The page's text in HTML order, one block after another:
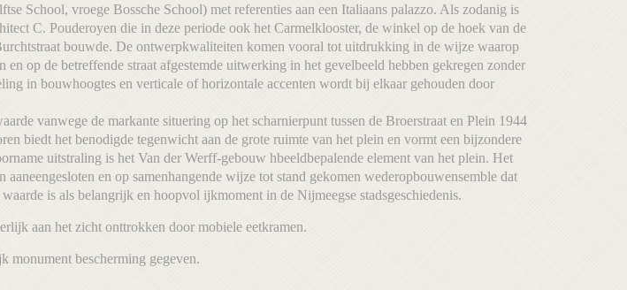
School, vroege Bossche School) met referenties aan een Italiaans palazzo. Als zodanig is
C. Pouderoyen die in deze periode ook het Carmelklooster, de winkel op de hoek van de
bouwde. De ontwerpkwaliteiten komen vooral tot uitdrukking in de wijze waarop
en op de betreffende straat afgestemde uitwerking in het gevelbeeld hebben gekregen zonder
in bouwhoogtes en verticale of horizontale accenten wordt bij elkaar gehouden door
vanwege de markante situering op het scharnierpunt tussen de Broerstraat en Plein 1944
biedt het benodigde tegenwicht aan de grote ruimte van het plein en vormt een bijzondere
uitstraling is het Van der Werff-gebouw hbeeldbepalende element van het plein. Het
aaneengesloten en op samenhangende wijze tot stand gekomen wederopbouwensemble dat
is als belangrijk en hoopvol ijkmoment in de Nijmeegse stadsgeschiedenis.
aan het zicht onttrokken door mobiele eetkramen.
monument bescherming gegeven.